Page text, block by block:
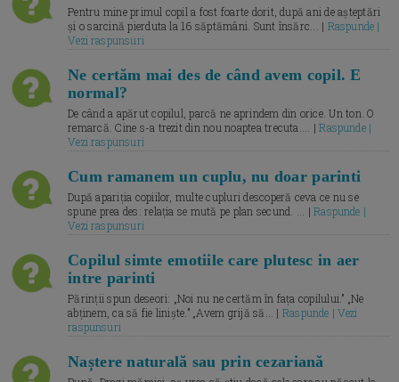
Pentru mine primul copil a fost foarte dorit, după ani de așteptări
și o sarcină pierduta la 16 săptămâni. Sunt însărc... | Raspunde |
Vezi raspunsuri
Ne certăm mai des de când avem copil. E
normal?
De când a apărut copilul, parcă ne aprindem din orice. Un ton. O
remarcă. Cine s-a trezit din nou noaptea trecuta.... |Raspunde |
Vezi raspunsuri
Cum ramanem un cuplu, nu doar parinti
După apariția copiilor, multe cupluri descoperă ceva ce nu se
spune prea des: relația se mută pe plan secund. ... |Raspunde |
Vezi raspunsuri
Copilul simte emotiile care plutesc in aer
intre parinti
Părinții spun deseori: „Noi nu ne certăm în fața copilului.” „Ne
abținem, ca să fie liniște.” „Avem grijă să... | Raspunde | Vezi
raspunsuri
Naștere naturală sau prin cezariană